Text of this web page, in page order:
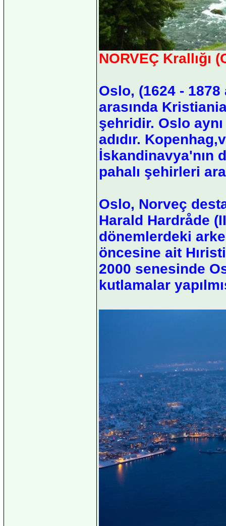
NORVEÇ Krallığı
Oslo, (1624 -
arasında
şehridir. Oslo
adıdır.
İskandinavya'nın
pahalı şehirleri
Oslo, Norveç
Harald Hardråde
dönemlerdeki
öncesine ait
2000 senesinde
kutlamalar